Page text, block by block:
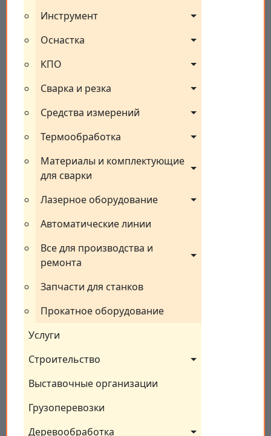
Инструмент
Оснастка
КПО
Сварка и резка
Средства измерений
Термообработка
Материалы и комплектующие
для сварки
Лазерное оборудование
Автоматические линии
Все для производства и
ремонта
Запчасти для станков
Прокатное оборудование
Услуги
Строительство
Выставочные организации
Грузоперевозки
Деревообработка